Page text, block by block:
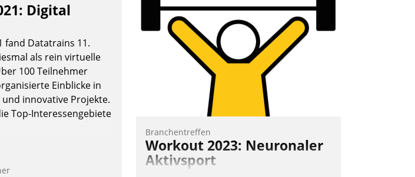
meistern und Workloads wuppen – bei
zunehmend anspruchsvollen Aufgaben
und abnehmendem Nachwuchs?
Nadja Hußmann
Digital
fand Datatrains 11.
als rein virtuelle
100 Teilnehmer
Einblicke in
innovative Projekte.
Top-Interessengebiete
Branchentreffen
Workout 2023: Neuronaler
Aktivsport